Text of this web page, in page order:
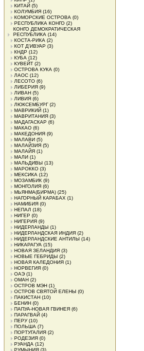
КИТАЙ (5)
КОЛУМБИЯ (16)
КОМОРСКИЕ ОСТРОВА (0)
РЕСПУБЛИКА КОНГО (2)
КОНГО ДЕМОКРАТИЧЕСКАЯ
РЕСПУБЛИКА (14)
КОСТА-РИКА (2)
КОТ Д'ИВУАР (3)
КНДР (12)
КУБА (12)
КУВЕЙТ (2)
ОСТРОВА КУКА (0)
ЛАОС (12)
ЛЕСОТО (6)
ЛИБЕРИЯ (9)
ЛИВАН (5)
ЛИВИЯ (6)
ЛЮКСЕМБУРГ(2)
МАВРИКИЙ (1)
МАВРИТАНИЯ (3)
МАДАГАСКАР (6)
МАКАО (6)
МАКЕДОНИЯ (9)
МАЛАВИ (5)
МАЛАЙЗИЯ (5)
МАЛАЙЯ (1)
МАЛИ (1)
МАЛЬДИВЫ (13)
МАРОККО (3)
МЕКСИКА (12)
МОЗАМБИК (9)
МОНГОЛИЯ (6)
МЬЯНМА(БИРМА) (25)
НАГОРНЫЙ КАРАБАХ (1)
НАМИБИЯ (0)
НЕПАЛ (18)
НИГЕР (0)
НИГЕРИЯ (9)
НИДЕРЛАНДЫ (1)
НИДЕРЛАНДСКАЯ ИНДИЯ (2)
НИДЕРЛАНДСКИЕ АНТИЛЫ (14)
НИКАРАГУА (15)
НОВАЯ ЗЕЛАНДИЯ (3)
НОВЫЕ ГЕБРИДЫ (2)
НОВАЯ КАЛЕДОНИЯ (1)
НОРВЕГИЯ (0)
ОАЭ (1)
ОМАН (2)
ОСТРОВ МЭН (1)
ОСТРОВ СВЯТОЙ ЕЛЕНЫ (0)
ПАКИСТАН (10)
БЕНИН (0)
ПАПУА-НОВАЯ ГВИНЕЯ (6)
ПАРАГВАЙ (4)
ПЕРУ(10)
ПОЛЬША (7)
ПОРТУГАЛИЯ (2)
РОДЕЗИЯ (0)
РУАНДА (12)
РУМЫНИЯ (3)